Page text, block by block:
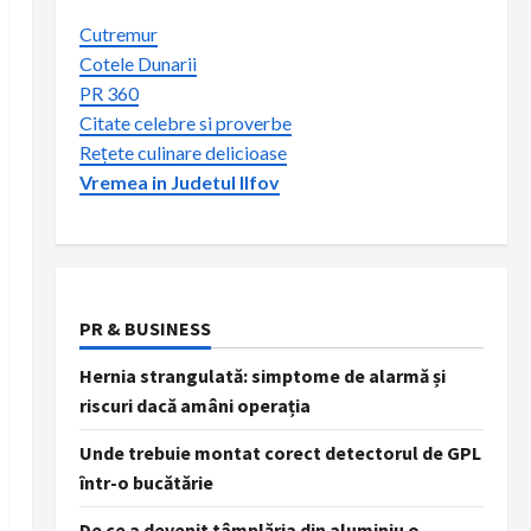
Cutremur
Cotele Dunarii
PR 360
Citate celebre si proverbe
Rețete culinare delicioase
Vremea in Judetul Ilfov
PR & BUSINESS
Hernia strangulată: simptome de alarmă și
riscuri dacă amâni operația
Unde trebuie montat corect detectorul de GPL
într-o bucătărie